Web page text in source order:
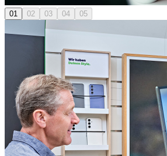
01 02 03 04 05